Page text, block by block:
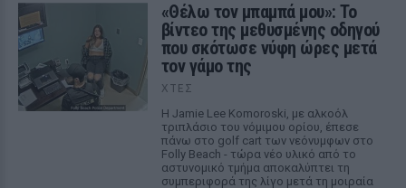
«Θέλω τον μπαμπά μου»: Το
βίντεο της μεθυσμένης οδηγού
που σκότωσε νύφη ώρες μετά
τον γάμο της
ΧΤΕΣ
Η Jamie Lee Komoroski, με αλκοόλ
τριπλάσιο του νόμιμου ορίου, έπεσε
πάνω στο golf cart των νεόνυμφων στο
Folly Beach - τώρα νέο υλικό από το
αστυνομικό τμήμα αποκαλύπτει τη
συμπεριφορά της λίγο μετά τη μοιραία